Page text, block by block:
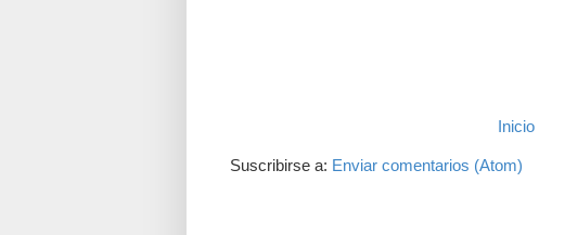
Inicio
Suscribirse a: Enviar comentarios (Atom)